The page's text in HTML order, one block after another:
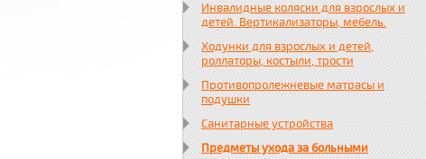
Инвалидные коляски для взрослых и
детей. Вертикализаторы, мебель.
Ходунки для взрослых и детей,
роллаторы, костыли, трости
Противопролежневые матрасы и
подушки
Санитарные устройства
Предметы ухода за больными